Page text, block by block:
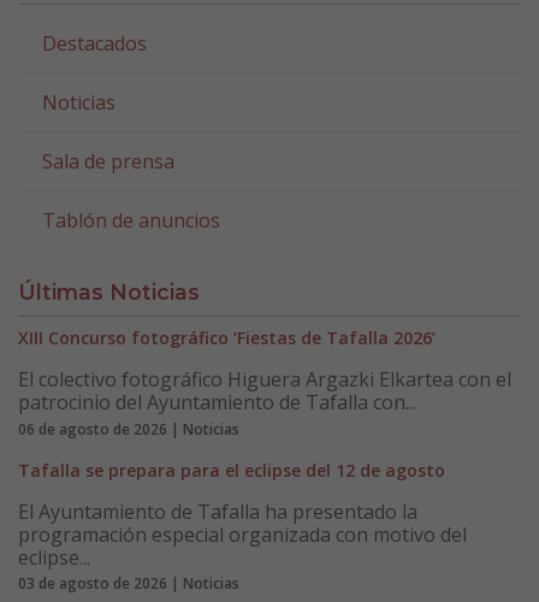
Destacados
Noticias
Sala de prensa
Tablón de anuncios
Últimas Noticias
XIII Concurso fotográfico ‘Fiestas de Tafalla 2026’
El colectivo fotográfico Higuera Argazki Elkartea con el
patrocinio del Ayuntamiento de Tafalla con...
06 de agosto de 2026 | Noticias
Tafalla se prepara para el eclipse del 12 de agosto
El Ayuntamiento de Tafalla ha presentado la
programación especial organizada con motivo del
eclipse...
03 de agosto de 2026 | Noticias